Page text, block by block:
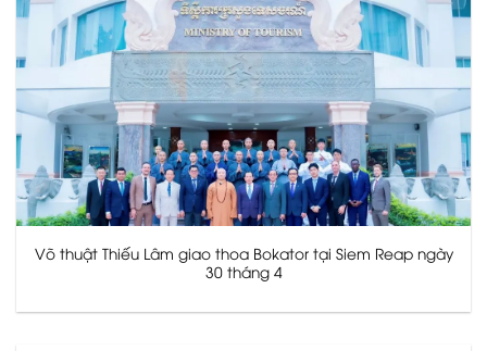
Võ thuật Thiếu Lâm giao thoa Bokator tại Siem Reap ngày
30 tháng 4